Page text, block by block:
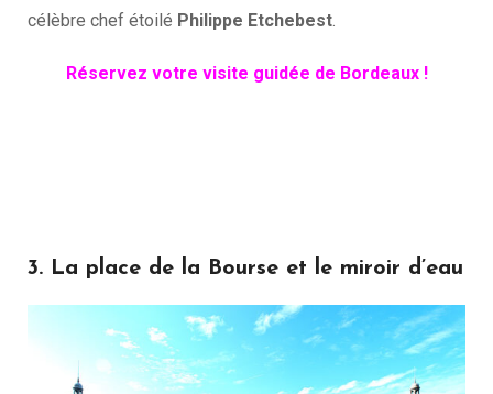
célèbre chef étoilé Philippe Etchebest.
Réservez votre visite guidée de Bordeaux !
3. La place de la Bourse et le miroir d’eau